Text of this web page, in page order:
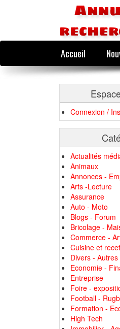
Accueil
Connexion /
Actualités
Animaux
Annonces -
Arts -Lecture
Assurance
Auto - Moto
Blogs - Forum
Bricolage -
Commerce -
Cuisine et
Divers - Autres
Economie -
Entreprise
Foire -
Football -
Formation -
High Tech